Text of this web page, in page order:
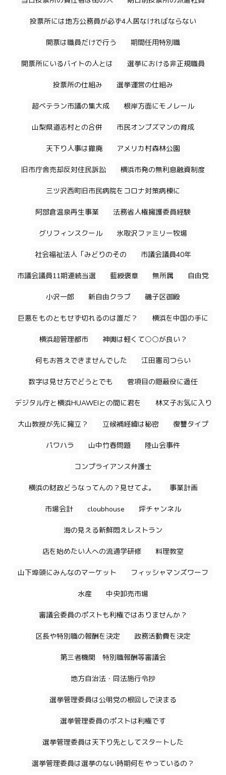
投票所には地方公務員が必ず4人居なければならない
開票は職員だけで行う 期間任用特別職
開票所にいるバイトの人とは 選挙における非正規職員
投票所の仕組み 選挙運営の仕組み
超ベテラン市議の集大成 根岸方面にモノレール
山梨県道志村との合併 市民オンブズマンの育成
天下り人事は撤廃 アメリカ村森林公園
旧市庁舎売却反対住民訴訟 横浜市発の無利息融資制度
三ツ沢西町旧市民病院をコロナ対策病棟に
阿部倉温泉再生事業 法務省人権擁護委員経験
グリフィンスクール 氷取沢ファミリー牧場
社会福祉法人「みどりのその 市議会議員40年
市議会議員11期連続当選 藍綬褒章 無所属 自由党
小沢一郎 新自由クラブ 磯子区御殿
巨悪をものともせず切れるのは誰だ？ 横浜を中国の手に
横浜超管理都市 神輿は軽くて○○が良い？
何もお答えできませんでした 江田憲司つらい
数字は見せ方でどうとでも 菅項目の隠蔽役に適任
デジタル庁と横浜HUAWEIとの間に君を 林文子お気に入り
大山教授が先に擁立？ 立候補経緯は秘密 復讐タイプ
パワハラ 山中竹春問題 陸山会事件
コンプライアンス弁護士
横浜の財政どうなってんの？見せてよ。 事業計画
市場会計 cloubhouse 坪チャンネル
海の見える新鮮悶えレストラン
店を始めたい人への流通学研修 料理教室
山下埠頭にみんなのマーケット フィッシャマンズワーフ
水産 中央卸売市場
審議会委員のポストも利権ではありませんか？
区長や特別職の報酬を決定 政務活動費を決定
第三者機関 特別職報酬等審議会
地方自治法・同法施行令抄
選挙管理委員は公明党の根回しで決まる
選挙管理委員のポストは利権です
選挙管理委員は天下り先としてスタートした
選挙管理委員は選挙のない時期何をやっているの？